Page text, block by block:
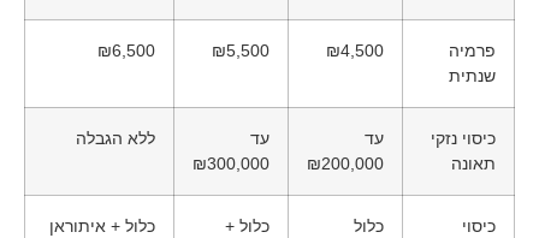
פרמיה
שנתית
₪4,500
₪5,500
₪6,500
כיסוי נזקי
תאונה
עד
₪200,000
עד
₪300,000
ללא הגבלה
כיסוי
כלול
כלול +
כלול + איתוראן